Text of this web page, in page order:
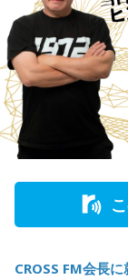
CROSS FM会長